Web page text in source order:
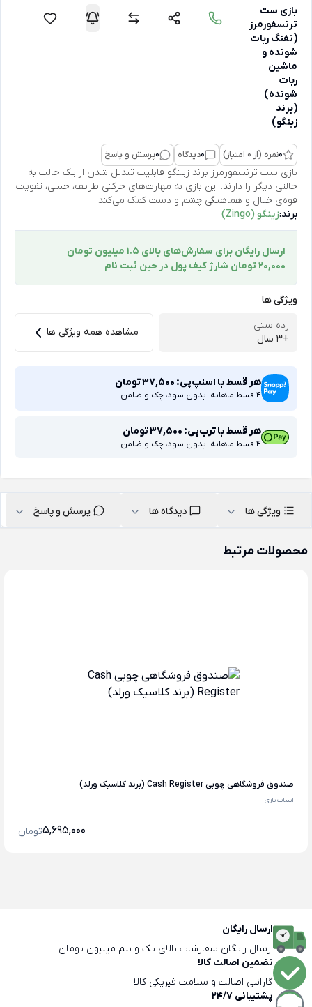
بازی ست
ترنسفورمرز
(تفنگ ربات
شونده و
ماشین
ربات
شونده)
(برند
زینگو)
0نمره (از 0 امتیاز) 0دیدگاه 0پرسش و پاسخ
بازی ست ترنسفورمرز برند زینگو قابلیت تبدیل شدن از یک حالت به
حالتی دیگر را دارند. این بازی به مهارت‌های حرکتی ظریف، حسی، تقویت
قوه‌ی خیال و هماهنگی چشم و دست کمک می‌کند.
برند:زینگو (Zingo)
ارسال رایگان برای سفارش‌های بالای 1.5 میلیون تومان
۲۰,۰۰۰ تومان شارژ کیف پول در حین ثبت ‌نام
ویژگی ها
رده سنی
+3 سال
مشاهده همه ویژگی ها
هر قسط با اسنپ‌پی: 37,500تومان
4 قسط ماهانه. بدون سود، چک و ضامن
هر قسط با ترب‌پی: 37,500تومان
4 قسط ماهانه. بدون سود، چک و ضامن
ویژگی ها دیدگاه ها پرسش و پاسخ
محصولات مرتبط
صندوق فروشگاهی چوبی Cash Register (برند کلاسیک ورلد)
اسباب بازی
5,695,000تومان
ارسال رایگان
ارسال رایگان سفارشات بالای یک و نیم میلیون تومان
تضمین اصالت کالا
گارانتی اصالت و سلامت فیزیکی کالا
پشتیبانی 24/7